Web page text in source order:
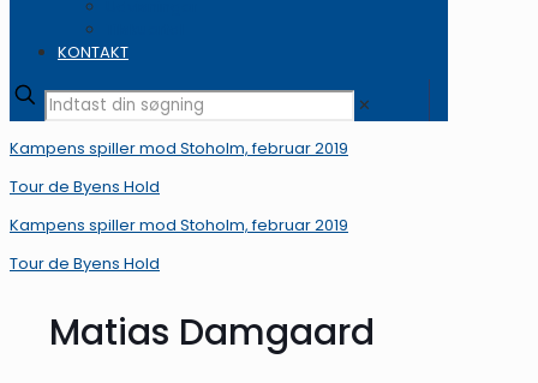
KONTAKT
✕
Kampens spiller mod Stoholm, februar 2019
Tour de Byens Hold
Kampens spiller mod Stoholm, februar 2019
Tour de Byens Hold
Matias Damgaard